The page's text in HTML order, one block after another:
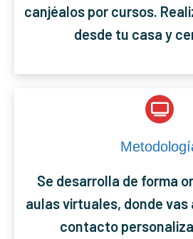
canjéalos por cursos.
desde tu casa y
Se desarrolla de forma
aulas virtuales, donde vas
contacto